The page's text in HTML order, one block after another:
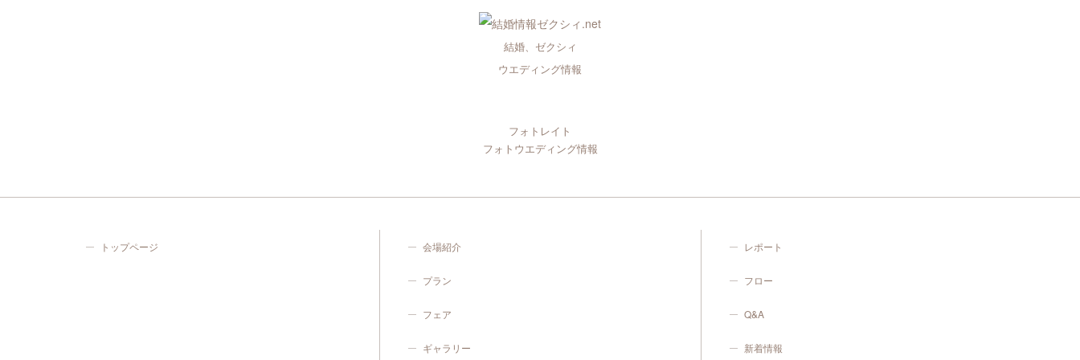
結婚、ゼクシィ
ウエディング情報
フォトレイト
フォトウエディング情報
トップページ 会場紹介
プラン
フェア
ギャラリー
レポート
フロー
Q&A
新着情報